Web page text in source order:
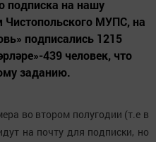
подписка на нашу
Чистопольского МУПС, на
подписались 1215
439 человек, что
заданию.
во втором полугодии (т.е в
на почту для подписки, но